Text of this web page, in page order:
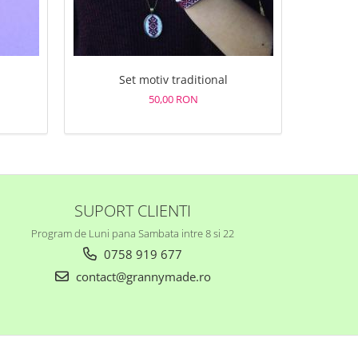
Set motiv traditional
50,00 RON
SUPORT CLIENTI
Program de Luni pana Sambata intre 8 si 22
0758 919 677
contact@grannymade.ro